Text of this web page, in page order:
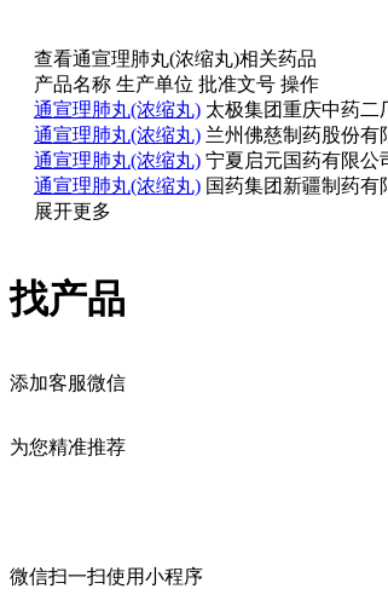
查看通宣理肺丸(浓缩丸)相关药品
产品名称 生产单位 批准文号 操作
通宣理肺丸(浓缩丸) 太极集团重庆中药二
通宣理肺丸(浓缩丸) 兰州佛慈制药股份有
通宣理肺丸(浓缩丸) 宁夏启元国药有限公
通宣理肺丸(浓缩丸) 国药集团新疆制药有
展开更多
找产品
添加客服微信
为您精准推荐
微信扫一扫使用小程序